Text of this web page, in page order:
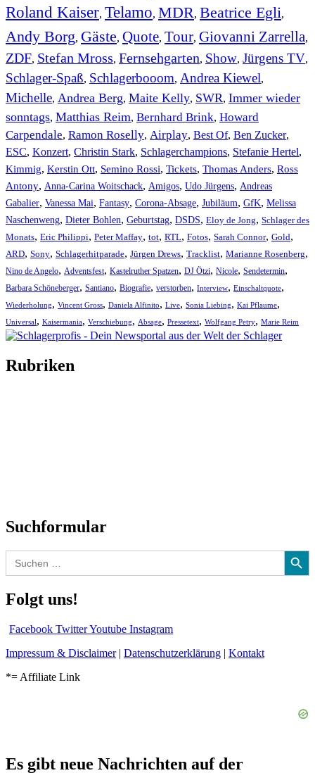
Roland Kaiser, Telamo, MDR, Beatrice Egli,
Andy Borg, Gäste, Quote, Tour, Giovanni Zarrella,
ZDF, Stefan Mross, Fernsehgarten, Show, Jürgens TV,
Schlager-Spaß, Schlagerbooom, Andrea Kiewel,
Michelle, Andrea Berg, Maite Kelly, SWR, Immer wieder
sonntags, Matthias Reim, Bernhard Brink, Howard
Carpendale, Ramon Roselly, Airplay, Best Of, Ben Zucker,
ESC, Konzert, Christin Stark, Schlagerchampions, Stefanie Hertel,
Kimmig, Kerstin Ott, Semino Rossi, Tickets, Thomas Anders, Ross
Antony, Anna-Carina Woitschack, Amigos, Udo Jürgens, Andreas
Gabalier, Vanessa Mai, Fantasy, Corona-Absage, Jubiläum, GfK, Melissa
Naschenweng, Dieter Bohlen, Geburtstag, DSDS, Eloy de Jong, Schlager des
Monats, Eric Philippi, Peter Maffay, tot, RTL, Fotos, Sarah Connor, Gold,
ARD, Sony, Schlagerhitparade, Jürgen Drews, Tracklist, Marianne Rosenberg,
Nino de Angelo, Adventsfest, Kastelruther Spatzen, DJ Ötzi, Nicole, Sendetermin,
Barbara Schöneberger, Santiano, Biografie, verstorben, Interview, Einschaltquote,
Wiederholung, Vincent Gross, Daniela Alfinito, Live, Sonia Liebing, Kai Pflaume,
Universal, Kaisermania, Verschiebung, Absage, Pressetext, Wolfgang Petry, Marie Reim
Rubriken
Suchformular
Search
for:
Search Button
Folgt uns!
Facebook TwitterYoutube Instagram
Impressum & Disclaimer| Datenschutzerklärung | Kontakt
*= Affiliate Link
Es gibt neue Nachrichten auf der